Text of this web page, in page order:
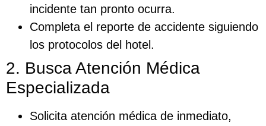
incidente tan pronto ocurra.
Completa el reporte de accidente siguiendo
los protocolos del hotel.
2. Busca Atención Médica
Especializada
Solicita atención médica de inmediato,